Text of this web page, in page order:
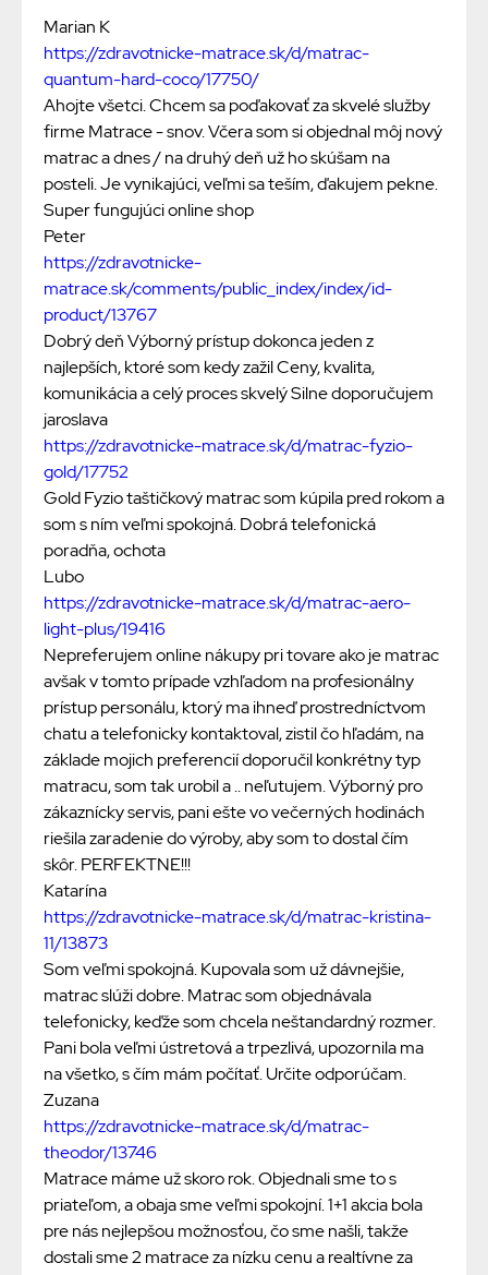
Marian K
https://zdravotnicke-matrace.sk/d/matrac-
quantum-hard-coco/17750/
Ahojte všetci. Chcem sa poďakovať za skvelé služby
firme Matrace - snov. Včera som si objednal môj nový
matrac a dnes / na druhý deň už ho skúšam na
posteli. Je vynikajúci, veľmi sa teším, ďakujem pekne.
Super fungujúci online shop
Peter
https://zdravotnicke-
matrace.sk/comments/public_index/index/id-
product/13767
Dobrý deň Výborný prístup dokonca jeden z
najlepších, ktoré som kedy zažil Ceny, kvalita,
komunikácia a celý proces skvelý Silne doporučujem
jaroslava
https://zdravotnicke-matrace.sk/d/matrac-fyzio-
gold/17752
Gold Fyzio taštičkový matrac som kúpila pred rokom a
som s ním veľmi spokojná. Dobrá telefonická
poradňa, ochota
Lubo
https://zdravotnicke-matrace.sk/d/matrac-aero-
light-plus/19416
Nepreferujem online nákupy pri tovare ako je matrac
avšak v tomto prípade vzhľadom na profesionálny
prístup personálu, ktorý ma ihneď prostredníctvom
chatu a telefonicky kontaktoval, zistil čo hľadám, na
základe mojich preferencií doporučil konkrétny typ
matracu, som tak urobil a .. neľutujem. Výborný pro
zákaznícky servis, pani ešte vo večerných hodinách
riešila zaradenie do výroby, aby som to dostal čím
skôr. PERFEKTNE!!!
Katarína
https://zdravotnicke-matrace.sk/d/matrac-kristina-
11/13873
Som veľmi spokojná. Kupovala som už dávnejšie,
matrac slúži dobre. Matrac som objednávala
telefonicky, keďže som chcela neštandardný rozmer.
Pani bola veľmi ústretová a trpezlivá, upozornila ma
na všetko, s čím mám počítať. Určite odporúčam.
Zuzana
https://zdravotnicke-matrace.sk/d/matrac-
theodor/13746
Matrace máme už skoro rok. Objednali sme to s
priateľom, a obaja sme veľmi spokojní. 1+1 akcia bola
pre nás nejlepšou možnosťou, čo sme našli, takže
dostali sme 2 matrace za nízku cenu a realtívne za